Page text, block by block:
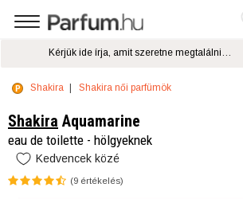
Shakira Shakira női parfümök
Shakira Aquamarine
eau de toilette - hölgyeknek
Kedvencek közé
(9 értékelés)